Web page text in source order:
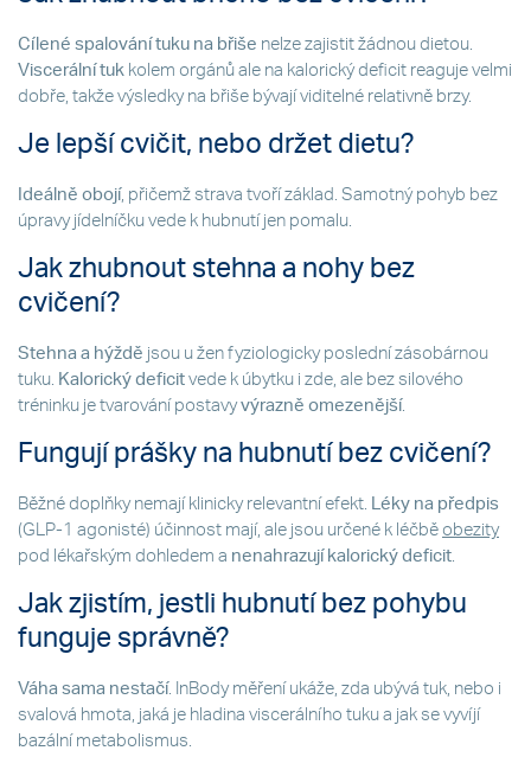
Cílené spalování tuku na břiše nelze zajistit žádnou dietou.
Viscerální tuk kolem orgánů ale na kalorický deficit reaguje velmi
dobře, takže výsledky na břiše bývají viditelné relativně brzy.
Je lepší cvičit, nebo držet dietu?
Ideálně obojí, přičemž strava tvoří základ. Samotný pohyb bez
úpravy jídelníčku vede k hubnutí jen pomalu.
Jak zhubnout stehna a nohy bez
cvičení?
Stehna a hýždě jsou u žen fyziologicky poslední zásobárnou
tuku. Kalorický deficit vede k úbytku i zde, ale bez silového
tréninku je tvarování postavyvýrazně omezenější.
Fungují prášky na hubnutí bez cvičení?
Běžné doplňky nemají klinicky relevantní efekt.
Léky na předpis
(GLP-1 agonisté) účinnost mají, ale jsou určené k léčbě obezity
pod lékařským dohledem a nenahrazují kalorický deficit
Jak zjistím, jestli hubnutí bez pohybu
funguje správně?
Váha sama nestačí . InBody měření ukáže, zda ubývá tuk, nebo i
svalová hmota, jaká je hladina viscerálního tuku a jak se vyvíjí
bazální metabolismus.